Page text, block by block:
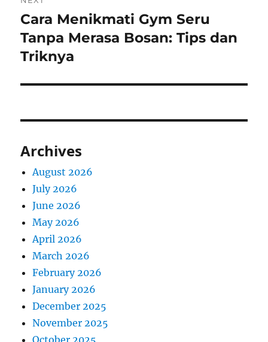
Next
post:
Cara Menikmati Gym Seru
Tanpa Merasa Bosan: Tips dan
Triknya
Archives
August 2026
July 2026
June 2026
May 2026
April 2026
March 2026
February 2026
January 2026
December 2025
November 2025